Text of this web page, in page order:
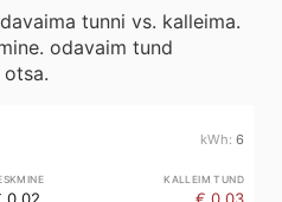
tunni vs. kalleima.
odavaim tund
6